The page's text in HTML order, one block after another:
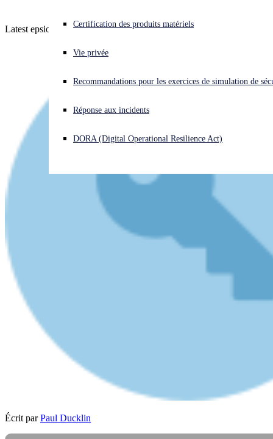
Vous subissez une cyberattaque ? Obtenez une aide immédiate.
Se connecter
Open language switcher
Certification des produits matériels
Vie privée
Recommandations pour les exercices de simulation de
Réponse aux incidents
DORA (Digital Operational Resilience Act)
Latest epsiode - listen (or read) now!
Écrit par Paul Ducklin